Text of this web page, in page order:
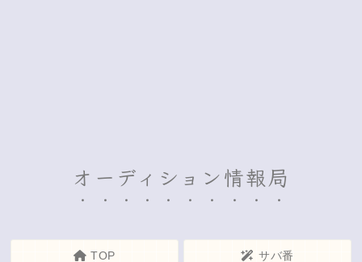
オーディション情報局
TOP サバ番